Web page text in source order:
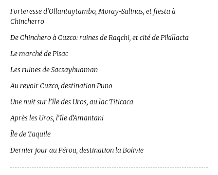
Forteresse d’Ollantaytambo, Moray-Salinas, et fiesta à
Chincherro
De Chinchero à Cuzco: ruines de Raqchi, et cité de Pikillacta
Le marché de Pisac
Les ruines de Sacsayhuaman
Au revoir Cuzco, destination Puno
Une nuit sur l’île des Uros, au lac Titicaca
Après les Uros, l’île d’Amantani
Île de Taquile
Dernier jour au Pérou, destination la Bolivie